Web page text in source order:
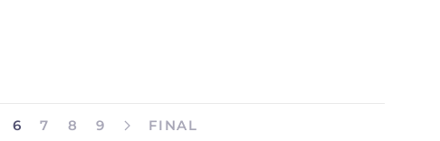
6 7 8 9 FINAL